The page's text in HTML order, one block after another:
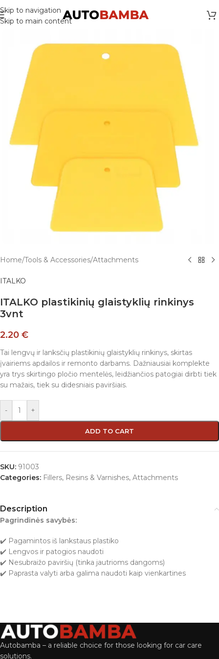
Skip to navigation
Skip to main content
Home/Tools & Accessories/Attachments
ITALKO
ITALKO plastikinių glaistyklių rinkinys
3vnt
2.20 €
Tai lengvų ir lanksčių plastikinių glaistyklių rinkinys, skirtas
įvairiems apdailos ir remonto darbams. Dažniausiai komplekte
yra trys skirtingo pločio mentelės, leidžiančios patogiai dirbti tiek
su mažais, tiek su didesniais paviršiais.
- +
ADD TO CART
SKU: 91003
Categories: Fillers, Resins & Varnishes, Attachments
Description
Pagrindinės savybės:
✔️ Pagamintos iš lankstaus plastiko
✔️ Lengvos ir patogios naudoti
✔️ Nesubraižo paviršių (tinka jautrioms dangoms)
✔️ Paprasta valyti arba galima naudoti kaip vienkartines
Autobamba – a reliable choice for those looking for car care
solutions.